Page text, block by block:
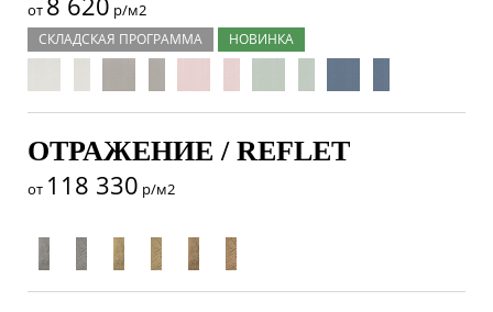
от р/м2
СКЛАДСКАЯ ПРОГРАММА НОВИНКА
ОТРАЖЕНИЕ / REFLET
от 118 330 р/м2